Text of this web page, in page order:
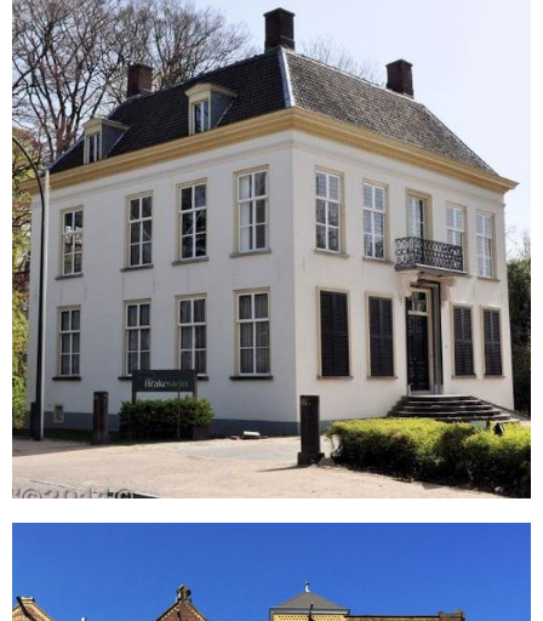
Slotje Brakenstein
Oosterhout
Amsterdam